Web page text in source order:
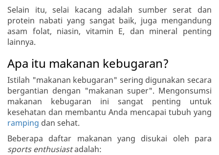
Selain itu, selai kacang adalah sumber serat dan
protein nabati yang sangat baik, juga mengandung
asam folat, niasin, vitamin E, dan mineral penting
lainnya.
Apa itu makanan kebugaran?
Istilah "makanan kebugaran" sering digunakan secara
bergantian dengan "makanan super". Mengonsumsi
makanan kebugaran ini sangat penting untuk
kesehatan dan membantu Anda mencapai tubuh yang
ramping dan sehat.
Beberapa daftar makanan yang disukai oleh para
sports enthusiastadalah: